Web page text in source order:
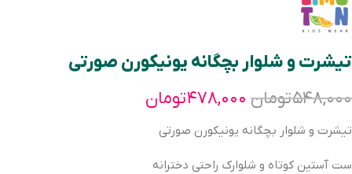
تیشرت و شلوار بچگانه یونیکورن صورتی
۵۴۸,۰۰۰تومان ۴۷۸,۰۰۰تومان
تیشرت و شلوار بچگانه یونیکورن صورتی
ست آستین کوتاه و شلوارک راحتی دخترانه